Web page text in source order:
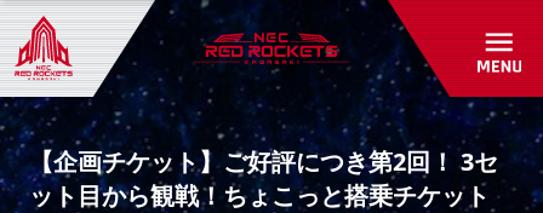
初めて観戦ガイド
アカデミー・スクール紹介/入会受付
パートナーシップ
パートナー一覧
パートナーシップのご案内
共創自動販売機
グッズショップ
RED ROCKETS GEAR STORE
お問い合わせ
よくあるご質問
【企画チケット】ご好評につき第2回！ 3セ
ット目から観戦！ちょこっと搭乗チケット